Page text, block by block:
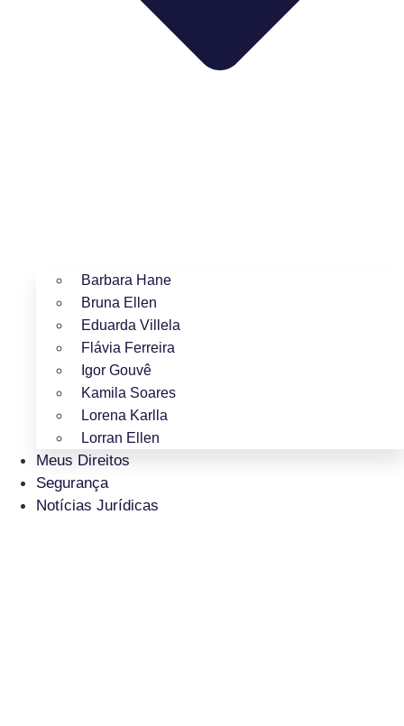
Barbara Hane
Bruna Ellen
Eduarda Villela
Flávia Ferreira
Igor Gouvê
Kamila Soares
Lorena Karlla
Lorran Ellen
Meus Direitos
Segurança
Notícias Jurídicas